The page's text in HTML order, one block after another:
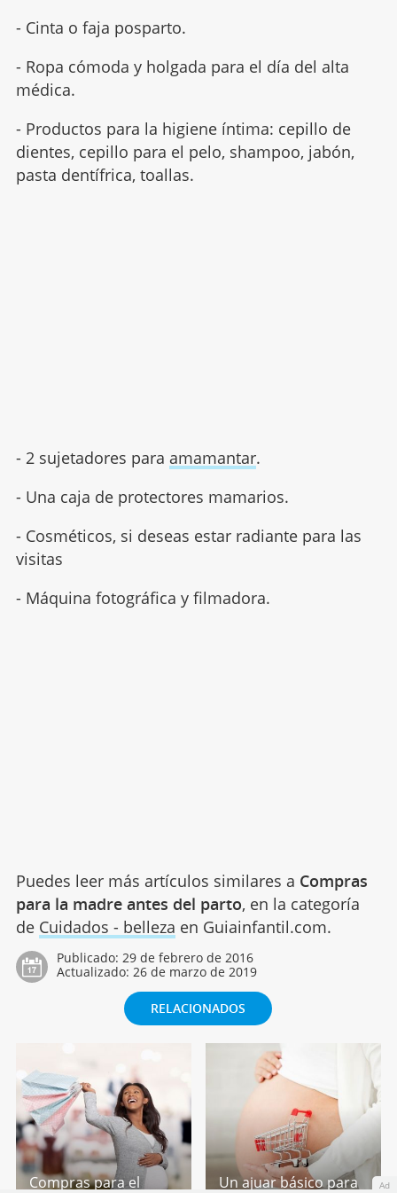
- Cinta o faja posparto.
- Ropa cómoda y holgada para el día del alta
médica.
- Productos para la higiene íntima: cepillo de
dientes, cepillo para el pelo, shampoo, jabón,
pasta dentífrica, toallas.
- 2 sujetadores para amamantar.
- Una caja de protectores mamarios.
- Cosméticos, si deseas estar radiante para las
visitas
- Máquina fotográfica y filmadora.
Puedes leer más artículos similares a Compras
para la madre antes del parto, en la categoría
de Cuidados - belleza en Guiainfantil.com.
Publicado: 29 de febrero de 2016
Actualizado: 26 de marzo de 2019
RELACIONADOS
Compras para el
Un ajuar básico para
Ad